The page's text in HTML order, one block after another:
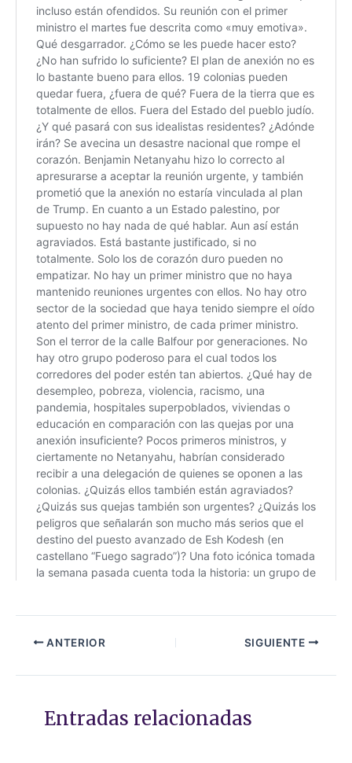
ANTERIOR SIGUIENTE
Entradas relacionadas